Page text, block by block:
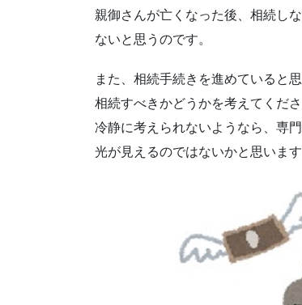
親御さんが亡くなった後、相続し
ないと思うのです。
また、相続手続きを進めていると
相続すべきかどうかを考えてくださ
冷静に考えられないようなら、専
光が見えるのではないかと思います